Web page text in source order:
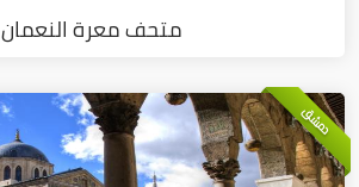
متحف معرة النعمان
دمشق